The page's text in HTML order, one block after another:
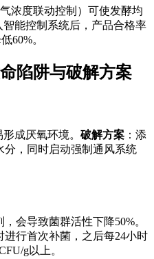
浓度联动控制）可使发酵均
能控制系统后，产品合格率
60%。
陷阱与破解方案
成厌氧环境。 破解方案 ：添
分，同时启动强制通风系统
会导致菌群活性下降50%。
进行首次补菌，之后每24小时
g以上。